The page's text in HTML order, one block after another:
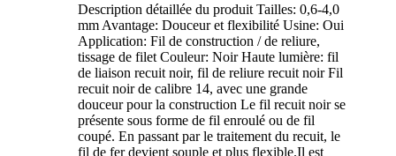
Description détaillée du produit Tailles: 0,6-4,0
mm Avantage: Douceur et flexibilité Usine: Oui
Application: Fil de construction / de reliure,
tissage de filet Couleur: Noir Haute lumière: fil
de liaison recuit noir, fil de reliure recuit noir Fil
recuit noir de calibre 14, avec une grande
douceur pour la construction Le fil recuit noir se
présente sous forme de fil enroulé ou de fil
coupé. En passant par le traitement du recuit, le
fil de fer devient souple et plus flexible.Il est